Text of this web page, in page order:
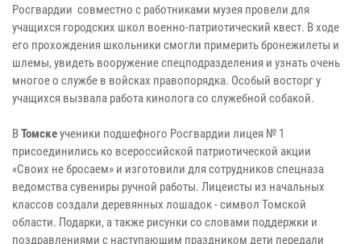
Росгвардии совместно с работниками музея провели для
учащихся городских школ военно-патриотический квест. В ходе
его прохождения школьники смогли примерить бронежилеты и
шлемы, увидеть вооружение спецподразделения и узнать очень
многое о службе в войсках правопорядка. Особый восторг у
учащихся вызвала работа кинолога со служебной собакой.
ВТомскеученики подшефного Росгвардии лицея № 1
присоединились ко всероссийской патриотической акции
«Своих не бросаем» и изготовили для сотрудников спецназа
ведомства сувениры ручной работы. Лицеисты из начальных
классов создали деревянных лошадок - символ Томской
области. Подарки, а также рисунки со словами поддержки и
поздравлениями с наступающим праздником дети передали